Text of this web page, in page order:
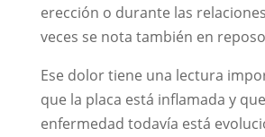
erección o durante las
veces se nota también en
Ese dolor tiene una lectura
que la placa está inflamada y
enfermedad todavía está